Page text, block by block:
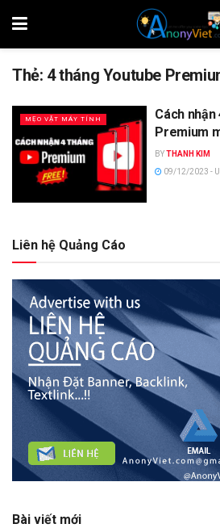
Thẻ: 4 tháng Youtube
MẸO VẶT MÁY TÍNH
Cách
Premium
BYTHANH KIM
09/12/2023 -
Liên hệ Quảng Cáo
Bài viết mới